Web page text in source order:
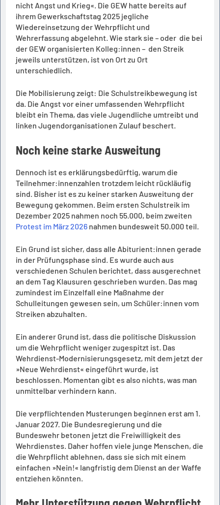
nicht Angst und Krieg«. Die GEW hatte bereits auf
ihrem Gewerkschaftstag 2025 jegliche
Wiedereinsetzung der Wehrpflicht und
Wehrerfassung abgelehnt. Wie stark sie – oder die bei
der GEW organisierten Kolleg:innen – den Streik
jeweils unterstützen, ist von Ort zu Ort
unterschiedlich.
Die Mobilisierung zeigt: Die Schulstreikbewegung ist
da. Die Angst vor einer umfassenden Wehrpflicht
bleibt ein Thema, das viele Jugendliche umtreibt und
linken Jugendorganisationen Zulauf beschert.
Noch keine starke Ausweitung
Dennoch ist es erklärungsbedürftig, warum die
Teilnehmer:innenzahlen trotzdem leicht rückläufig
sind. Bisher ist es zu keiner starken Ausweitung der
Bewegung gekommen. Beim ersten Schulstreik im
Dezember 2025 nahmen noch 55.000, beim zweiten
Protest im März 2026 nahmen bundesweit 50.000 teil.
Ein Grund ist sicher, dass alle Abiturient:innen gerade
in der Prüfungsphase sind. Es wurde auch aus
verschiedenen Schulen berichtet, dass ausgerechnet
an dem Tag Klausuren geschrieben wurden. Das mag
zumindest im Einzelfall eine Maßnahme der
Schulleitungen gewesen sein, um Schüler:innen vom
Streiken abzuhalten.
Ein anderer Grund ist, dass die politische Diskussion
um die Wehrpflicht weniger zugespitzt ist. Das
Wehrdienst-Modernisierungsgesetz, mit dem jetzt der
»Neue Wehrdienst« eingeführt wurde, ist
beschlossen. Momentan gibt es also nichts, was man
unmittelbar verhindern kann.
Die verpflichtenden Musterungen beginnen erst am 1.
Januar 2027. Die Bundesregierung und die
Bundeswehr betonen jetzt die Freiwilligkeit des
Wehrdienstes. Daher hoffen viele junge Menschen, die
die Wehrpflicht ablehnen, dass sie sich mit einem
einfachen »Nein!« langfristig dem Dienst an der Waffe
entziehen könnten.